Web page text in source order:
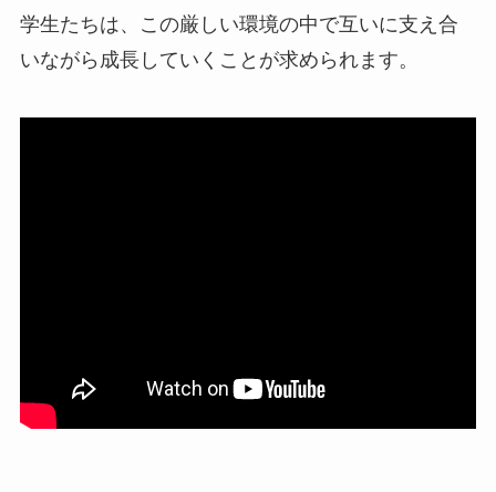
学生たちは、この厳しい環境の中で互いに支え合
いながら成長していくことが求められます。